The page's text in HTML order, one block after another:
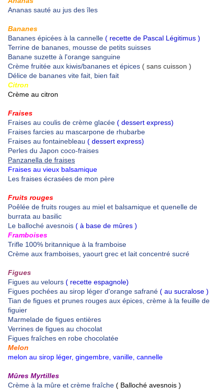
Ananas sauté au jus des îles
Bananes
Bananes épicées à la cannelle ( recette de Pascal Légitimus )
Terrine de bananes, mousse de petits suisses
Banane suzette à l'orange sanguine
Crème fruitée aux kiwis/bananes et épices ( sans cuisson )
Délice de bananes vite fait, bien fait
Citron
Crème au citron
Fraises
Fraises au coulis de crème glacée ( dessert express)
Fraises farcies au mascarpone de rhubarbe
Fraises au fontainebleau ( dessert express)
Perles du Japon coco-fraises
Panzanella de fraises
Fraises au vieux balsamique
Les fraises écrasées de mon père
Fruits rouges
Poêlée de fruits rouges au miel et balsamique et quenelle de
burrata au basilic
Le balloché avesnois ( à base de mûres )
Framboises
Trifle 100% britannique à la framboise
Crème aux framboises, yaourt grec et lait concentré sucré
Figues
Figues au velours ( recette espagnole)
Figues pochées au sirop léger d'orange safrané ( au sucralose )
Tian de figues et prunes rouges aux épices, crème à la feuille de
figuier
Marmelade de figues entières
Verrines de figues au chocolat
Figues fraîches en robe chocolatée
Melon
melon au sirop léger, gingembre, vanille, cannelle
Mûres Myrtilles
Crème à la mûre et crème fraîche ( Balloché avesnois )